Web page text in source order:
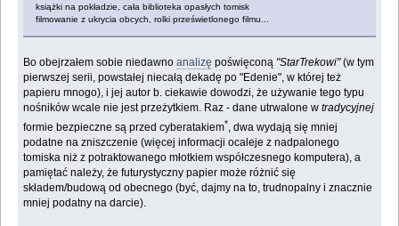
książki na pokładzie, cała biblioteka opasłych tomisk
filmowanie z ukrycia obcych, rolki prześwietlonego filmu...
Bo obejrzałem sobie niedawnoanalizę poświęconą "StarTrekowi"(w tym
pierwszej serii, powstałej niecałą dekadę po "Edenie", w której też
papieru mnogo), i jej autor b. ciekawie dowodzi, że używanie tego typu
nośników wcale nie jest przeżytkiem. Raz - dane utrwalone wtradycyjnej
formie bezpieczne są przed cyberatakiem*, dwa wydają się mniej
podatne na zniszczenie (więcej informacji ocaleje z nadpalonego
tomiska niż z potraktowanego młotkiem współczesnego komputera), a
pamiętać należy, że futurystyczny papier może różnić się
składem/budową od obecnego (być, dajmy na to, trudnopalny i znacznie
mniej podatny na darcie).